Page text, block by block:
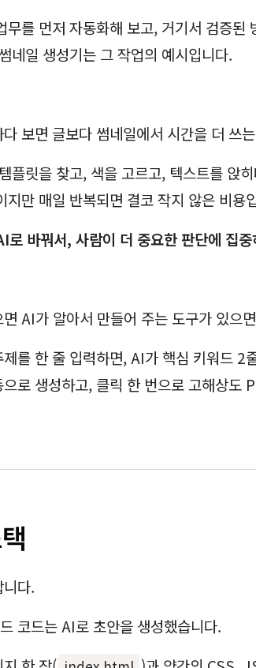
무를 먼저 자동화해 보고, 거기서 검증된
네일 생성기는 그 작업의 예시입니다.
보면 글보다 썸네일에서 시간을 더 쓰
플릿을 찾고, 색을 고르고, 텍스트를 앉
지만 매일 반복되면 결코 작지 않은 비용
로 바꿔서, 사람이 더 중요한 판단에 집
AI가 알아서 만들어 주는 도구가 있으
를 한 줄 입력하면, AI가 핵심 키워드 2
로 생성하고, 클릭 한 번으로 고해상도
다.
코드는 AI로 초안을 생성했습니다.